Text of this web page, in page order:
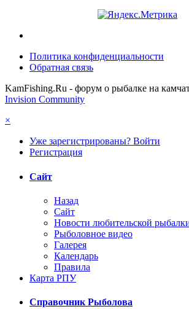
Политика конфиденциальности
Обратная связь
KamFishing.Ru - форум о рыбалке на
Invision Community
×
Уже зарегистрированы? Войти
Регистрация
Сайт
Назад
Сайт
Новости любительской
Рыболовное видео
Галерея
Календарь
Правила
Карта РПУ
Справочник Рыболова